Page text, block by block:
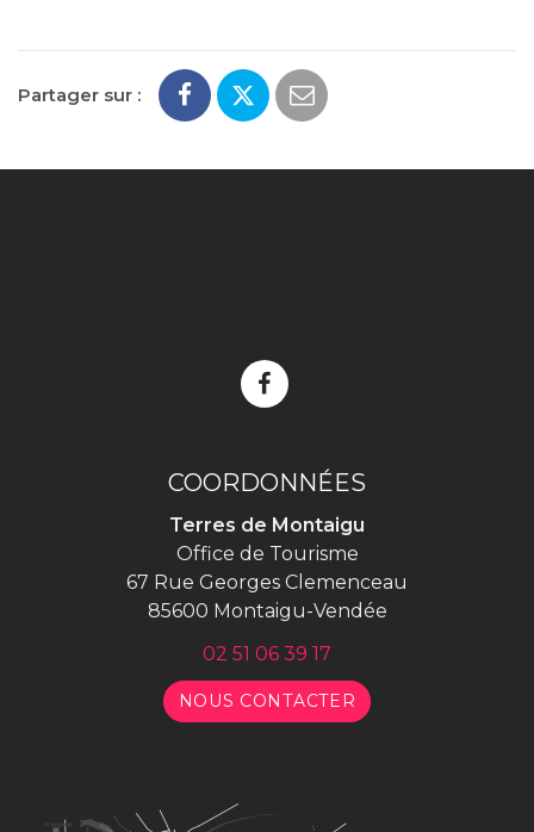
Partager sur :
Lien
compte
Facebook
COORDONNÉES
Terres de Montaigu
Office de Tourisme
67 Rue Georges Clemenceau
85600 Montaigu-Vendée
02 51 06 39 17
NOUS CONTACTER